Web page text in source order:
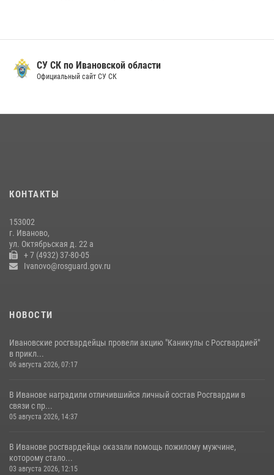
более 250 единиц оружия
08 июля 2026, 09:39
схожий с гранатой
15 июля 2026, 13:03
СУ СК по Ивановской области
Официальный сайт СУ СК
КОНТАКТЫ
153002
г. Иваново,
ул. Октябрьская д. 22 а
+ 7 (4932) 37-80-05
Ivanovo@rosguard.gov.ru
НОВОСТИ
Ивановские росгвардейцы провели акцию "Каникулы с Росгвардией"
в прикл...
06 августа 2026, 07:17
В Иванове наградили отличившийся личный состав Росгвардии в
связи с пр...
05 августа 2026, 14:37
В Иванове росгвардейцы оказали помощь пожилому мужчине,
которому стало...
03 августа 2026, 12:15